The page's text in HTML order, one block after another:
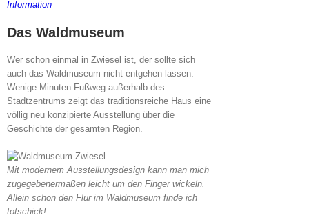
Information
Das Waldmuseum
Wer schon einmal in Zwiesel ist, der sollte sich
auch das Waldmuseum nicht entgehen lassen.
Wenige Minuten Fußweg außerhalb des
Stadtzentrums zeigt das traditionsreiche Haus eine
völlig neu konzipierte Ausstellung über die
Geschichte der gesamten Region.
Mit modernem Ausstellungsdesign kann man mich
zugegebenermaßen leicht um den Finger wickeln.
Allein schon den Flur im Waldmuseum finde ich
totschick!